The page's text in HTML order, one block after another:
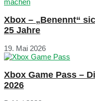
Xbox – „Benennt“
25 Jahre
19. Mai 2026
Xbox Game Pass –
2026